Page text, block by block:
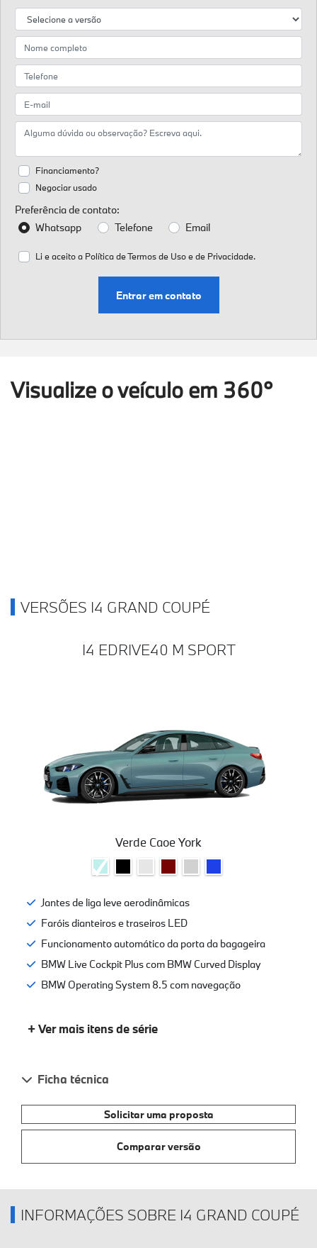
Financiamento?
Negociar usado
Preferência de contato:
Whatsapp
Telefone Email
Li e aceito a Política de Termos de Uso e de Privacidade.
Entrar em contato
Visualize o veículo em 360°
Verde Caoe York
Jantes de liga leve aerodinâmicas
Faróis dianteiros e traseiros LED
Funcionamento automático da porta da bagageira
BMW Live Cockpit Plus com BMW Curved Display
Solicitar uma proposta
Comparar versão